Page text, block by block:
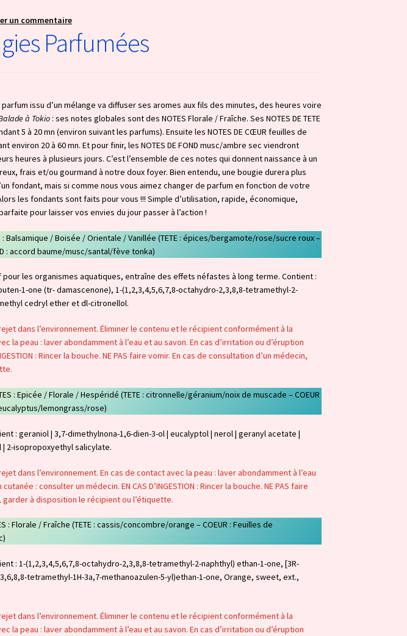
un commentaire
Parfumées
issu d’un mélange va diffuser ses aromes aux fils des minutes, des heures voire
à Tokio: ses notes globales sont des NOTES Florale / Fraîche. Ses NOTES DE TETE
5 à 20 mn (environ suivant les parfums). Ensuite les NOTES DE CŒUR feuilles de
20 à 60 mn. Et pour finir, les NOTES DE FOND musc/ambre sec viendront
heures à plusieurs jours. C’est l’ensemble de ces notes qui donnent naissance à un
frais et/ou gourmand à notre doux foyer. Bien entendu, une bougie durera plus
fondant, mais si comme nous vous aimez changer de parfum en fonction de votre
les fondants sont faits pour vous !!! Simple d’utilisation, rapide, économique,
pour laisser vos envies du jour passer à l’action !
Balsamique / Boisée / Orientale / Vanillée (TETE : épices/bergamote/rose/sucre roux –
: accord baume/musc/santal/fève tonka)
les organismes aquatiques, entraîne des effets néfastes à long terme. Contient :
1-one (tr- damascenone), 1-(1,2,3,4,5,6,7,8-octahydro-2,3,8,8-tetramethyl-2-
cedryl ether et dl-citronellol.
dans l’environnement. Éliminer le contenu et le récipient conformément à la
la peau : laver abondamment à l’eau et au savon. En cas d’irritation ou d’éruption
: Rincer la bouche. NE PAS faire vomir. En cas de consultation d’un médecin,
: Epicée / Florale / Hespéridé (TETE : citronnelle/géranium/noix de muscade – COEUR
lemongrass/rose)
: geraniol | 3,7-dimethylnona-1,6-dien-3-ol | eucalyptol | nerol | geranyl acetate |
2-isopropoxyethyl salicylate.
dans l’environnement. En cas de contact avec la peau : laver abondamment à l’eau
: consulter un médecin. EN CAS D’INGESTION : Rincer la bouche. NE PAS faire
garder à disposition le récipient ou l’étiquette.
: Florale / Fraîche (TETE : cassis/concombre/orange – COEUR : Feuilles de
: 1-(1,2,3,4,5,6,7,8-octahydro-2,3,8,8-tetramethyl-2-naphthyl) ethan-1-one, [3R-
tetramethyl-1H-3a,7-methanoazulen-5-yl)ethan-1-one, Orange, sweet, ext.,
dans l’environnement. Éliminer le contenu et le récipient conformément à la
la peau : laver abondamment à l’eau et au savon. En cas d’irritation ou d’éruption